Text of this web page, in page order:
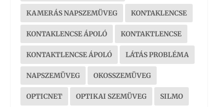
KAMERÁS NAPSZEMÜVEG KONTAKLENCSE
KONTAKLENCSE ÁPOLÓ KONTAKTLENCSE
KONTAKTLENCSE ÁPOLÓ LÁTÁS PROBLÉMA
NAPSZEMÜVEG OKOSSZEMÜVEG
OPTICNET OPTIKAI SZEMÜVEG SILMO